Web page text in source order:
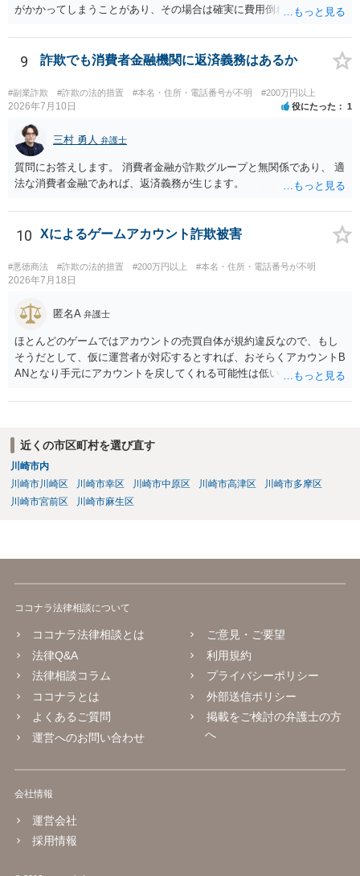
がかかってしまうことがあり、その場合は確実に費用倒れになりそう
9 詐欺でも消費者金融機関に返済義務はあるか
#副業詐欺 #詐欺の法的措置 #本名・住所・電話番号が不明 #200万円以上
2026年7月10日 役にたった 1
三村 勇人 弁護士
質問にお答えします。 消費者金融が詐欺グループと無関係であり、 適
法な消費者金融であれば、返済義務が生じます。
10 Xによるゲームアカウント詐欺被害
#悪徳商法 #詐欺の法的措置 #200万円以上 #本名・住所・電話番号が不明
2026年7月18日
匿名A 弁護士
ほとんどのゲームではアカウントの売買自体が規約違反なので、もし
そうだとして、仮に運営者が対応するとすれば、おそらくアカウントB
ANとなり手元にアカウントを戻してくれる可能性は低いかもしれませ
絶）を食らう可能性があります。RMTが許されているゲーム（海外の
変わるかもしれませんが…
近くの市区町村を選び直す
川崎市内
川崎市川崎区
川崎市幸区 川崎市中原区 川崎市高津区
川崎市多摩区
川崎市宮前区
川崎市麻生区
ココナラ法律相談について
ココナラ法律相談とは
法律Q&A
法律相談コラム
ココナラとは
よくあるご質問
運営へのお問い合わせ
ご意見・ご要望
利用規約
プライバシーポリシー
外部送信ポリシー
掲載をご検討の弁護士の方
へ
会社情報
運営会社
採用情報